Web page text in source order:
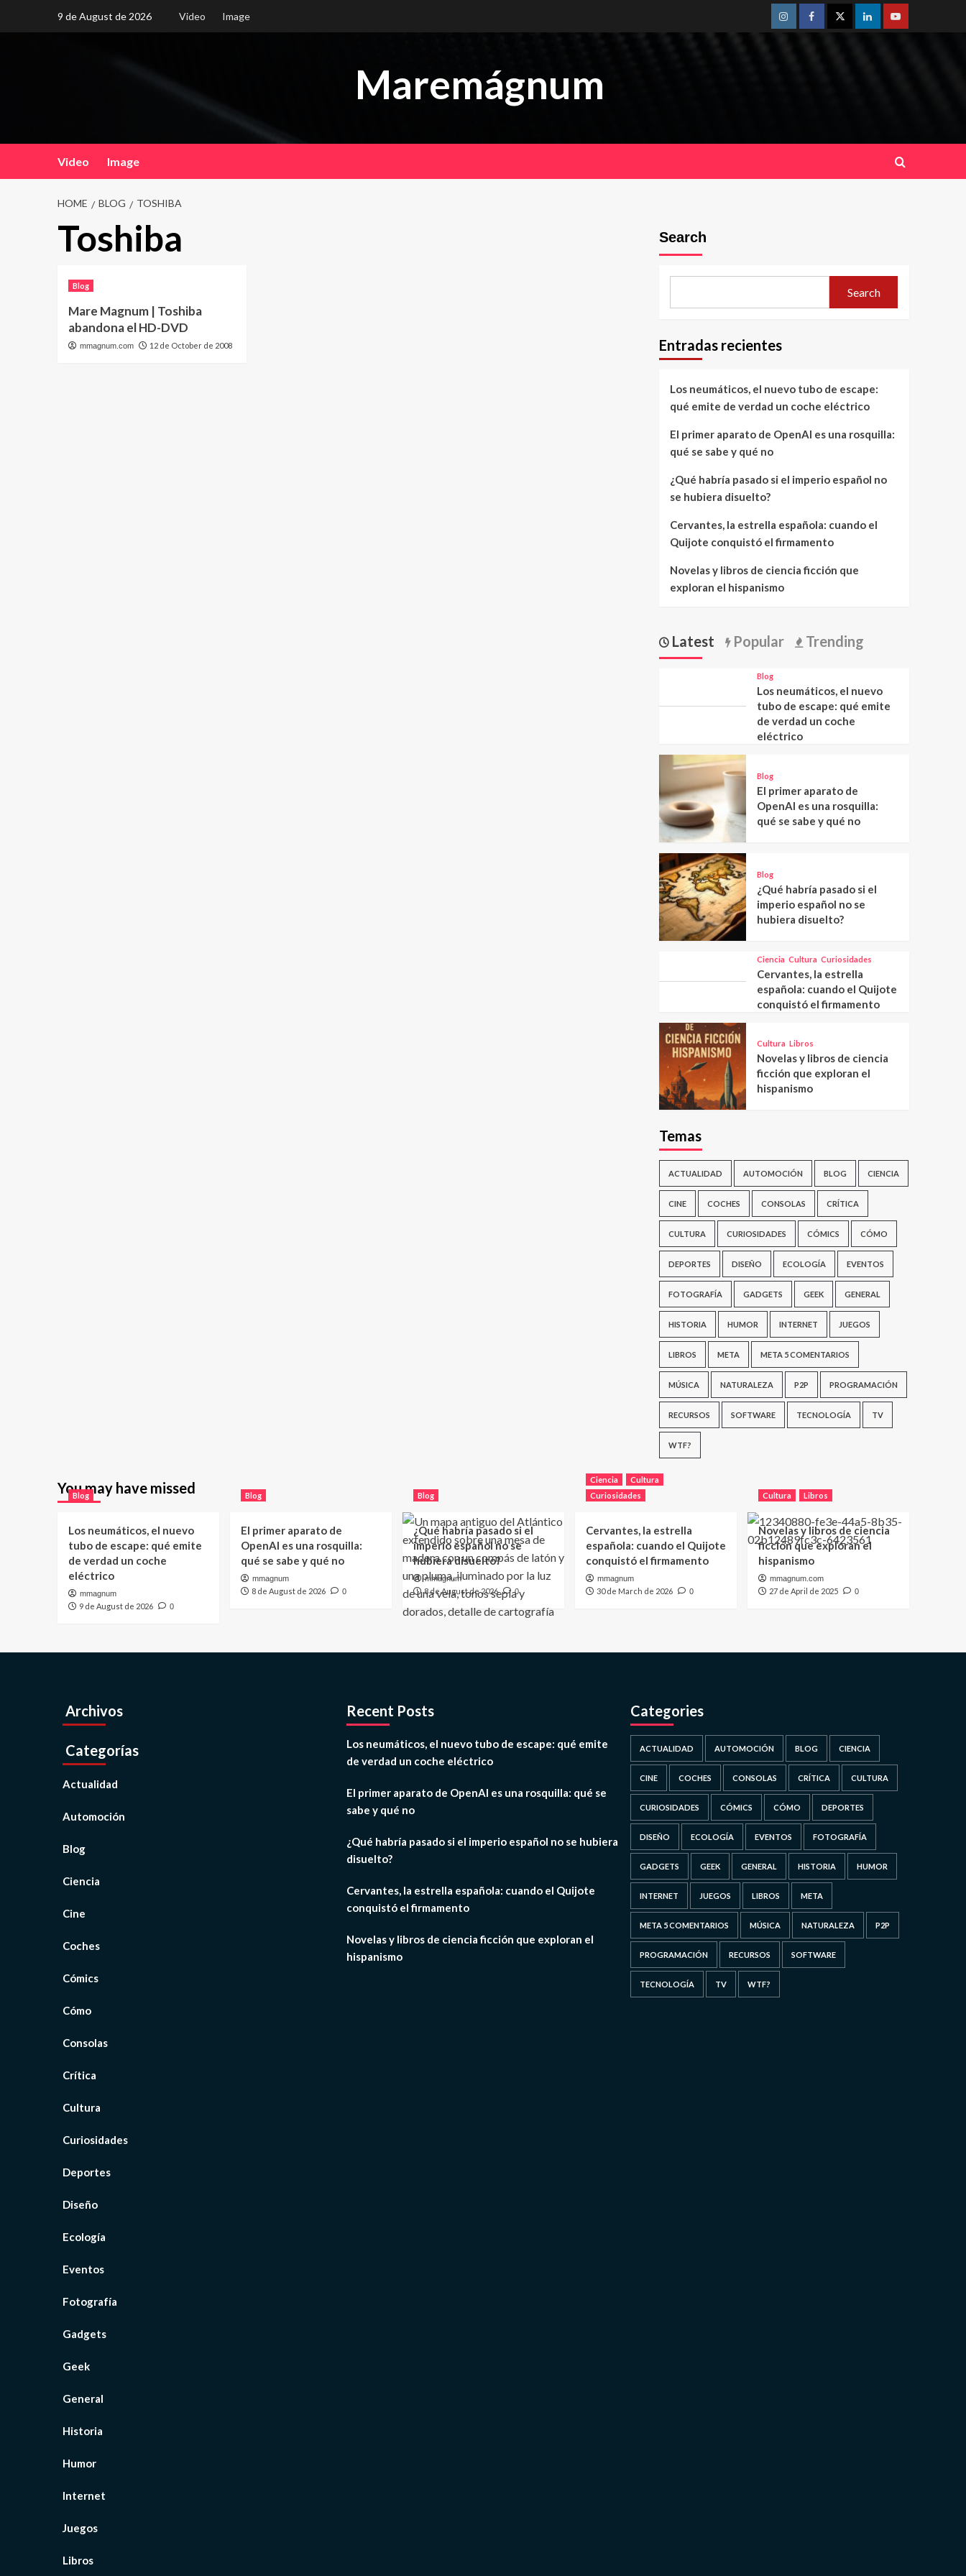
9 de August de 2026 Video Image
InstagramFacebookTwitterLinkedinYoutube
Maremágnum
Video Image
HOME BLOG TOSHIBA
Toshiba
Blog
Mare Magnum | Toshiba
abandona el HD-DVD
mmagnum.com 12 de October de 2008
Search
Search
Entradas recientes
Los neumáticos, el nuevo tubo de escape:
qué emite de verdad un coche eléctrico
El primer aparato de OpenAI es una rosquilla:
qué se sabe y qué no
¿Qué habría pasado si el imperio español no
se hubiera disuelto?
Cervantes, la estrella española: cuando el
Quijote conquistó el firmamento
Novelas y libros de ciencia ficción que
exploran el hispanismo
Latest Popular Trending
Blog
Los neumáticos, el nuevo
tubo de escape: qué emite
de verdad un coche
eléctrico
Blog
El primer aparato de
OpenAI es una rosquilla:
qué se sabe y qué no
Blog
¿Qué habría pasado si el
imperio español no se
hubiera disuelto?
Ciencia Cultura Curiosidades
Cervantes, la estrella
española: cuando el Quijote
conquistó el firmamento
Cultura Libros
Novelas y libros de ciencia
ficción que exploran el
hispanismo
Temas
ACTUALIDAD AUTOMOCIÓN BLOG CIENCIA
CINE COCHES CONSOLAS CRÍTICA
CULTURA CURIOSIDADES CÓMICS CÓMO
DEPORTES DISEÑO ECOLOGÍA EVENTOS
FOTOGRAFÍA GADGETS GEEK GENERAL
HISTORIA HUMOR INTERNET JUEGOS
LIBROS META META 5 COMENTARIOS
MÚSICA NATURALEZA P2P PROGRAMACIÓN
RECURSOS SOFTWARE TECNOLOGÍA TV
WTF?
You may have missed
Blog
Los neumáticos, el nuevo
tubo de escape: qué emite
de verdad un coche
eléctrico
mmagnum
9 de August de 2026 0
Blog
El primer aparato de
OpenAI es una rosquilla:
qué se sabe y qué no
mmagnum
8 de August de 2026 0
Blog
¿Qué habría pasado si el
imperio español no se
hubiera disuelto?
mmagnum
8 de August de 2026 0
Ciencia
Cultura
Curiosidades
Cervantes, la estrella
española: cuando el Quijote
conquistó el firmamento
mmagnum
30 de March de 2026 0
Cultura Libros
Novelas y libros de ciencia
ficción que exploran el
hispanismo
mmagnum.com
27 de April de 2025 0
Archivos
Categorías
Actualidad
Automoción
Blog
Ciencia
Cine
Coches
Cómics
Cómo
Consolas
Crítica
Cultura
Curiosidades
Deportes
Diseño
Ecología
Eventos
Fotografía
Gadgets
Geek
General
Historia
Humor
Internet
Juegos
Libros
Recent Posts
Los neumáticos, el nuevo tubo de escape: qué emite
de verdad un coche eléctrico
El primer aparato de OpenAI es una rosquilla: qué se
sabe y qué no
¿Qué habría pasado si el imperio español no se hubiera
disuelto?
Cervantes, la estrella española: cuando el Quijote
conquistó el firmamento
Novelas y libros de ciencia ficción que exploran el
hispanismo
Categories
ACTUALIDAD AUTOMOCIÓN BLOG CIENCIA
CINE COCHES CONSOLAS CRÍTICA CULTURA
CURIOSIDADES CÓMICS CÓMO DEPORTES
DISEÑO ECOLOGÍA EVENTOS FOTOGRAFÍA
GADGETS GEEK GENERAL HISTORIA HUMOR
INTERNET JUEGOS LIBROS META
META 5 COMENTARIOS MÚSICA NATURALEZA P2P
PROGRAMACIÓN RECURSOS SOFTWARE
TECNOLOGÍA TV WTF?